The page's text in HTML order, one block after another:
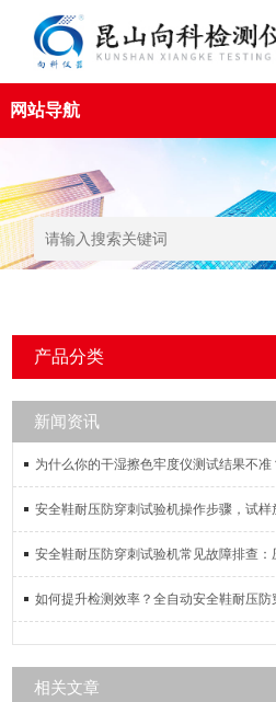
网站导航
产品分类
新闻资讯
为什么你的干湿擦色牢度仪测试结果不
安全鞋耐压防穿刺试验机操作步骤，试
安全鞋耐压防穿刺试验机常见故障排查
如何提升检测效率？全自动安全鞋耐压
相关文章